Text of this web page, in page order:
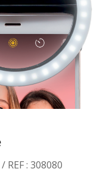
REF : 308080